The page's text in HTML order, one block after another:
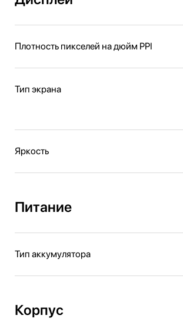
Плотность пикселей на дюйм PPI
Тип экрана
Яркость
Питание
Тип аккумулятора
Корпус